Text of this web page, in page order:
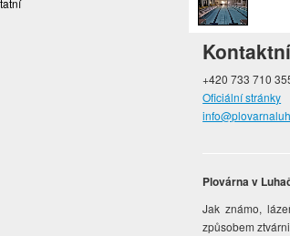
+420 733 710
Oficiální stránky
Plovárna v
Jak známo,
způsobem